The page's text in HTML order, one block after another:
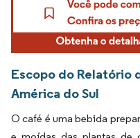
Escopo do Relatório
América do Sul
O café é uma bebida